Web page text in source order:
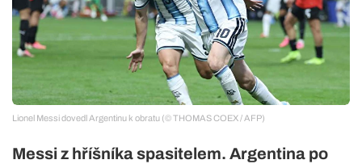
Lionel Messi dovedl Argentinu k obratu (© THOMAS COEX / AFP)
Messi z hříšníka spasitelem. Argentina po